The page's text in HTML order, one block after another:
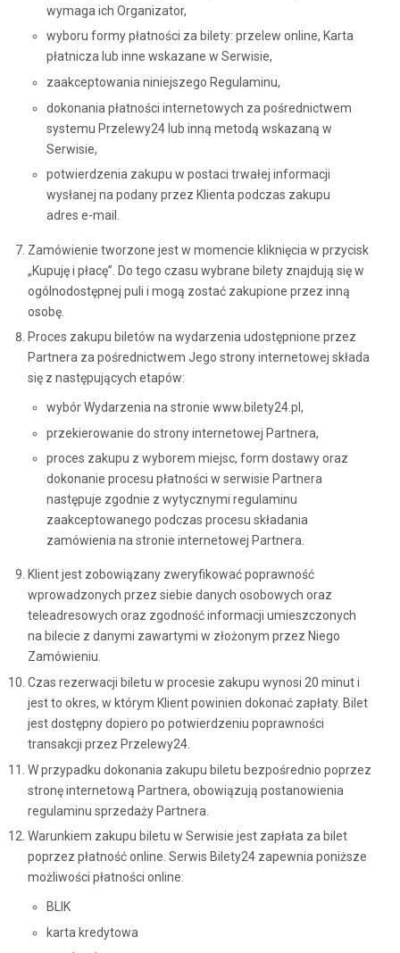
wymaga ich Organizator,
wyboru formy płatności za bilety: przelew online, Karta
płatnicza lub inne wskazane w Serwisie,
zaakceptowania niniejszego Regulaminu,
dokonania płatności internetowych za pośrednictwem
systemu Przelewy24 lub inną metodą wskazaną w
Serwisie,
potwierdzenia zakupu w postaci trwałej informacji
wysłanej na podany przez Klienta podczas zakupu
adres e-mail.
Zamówienie tworzone jest w momencie kliknięcia w przycisk
„Kupuję i płacę”. Do tego czasu wybrane bilety znajdują się w
ogólnodostępnej puli i mogą zostać zakupione przez inną
osobę.
Proces zakupu biletów na wydarzenia udostępnione przez
Partnera za pośrednictwem Jego strony internetowej składa
się z następujących etapów:
wybór Wydarzenia na stronie www.bilety24.pl,
przekierowanie do strony internetowej Partnera,
proces zakupu z wyborem miejsc, form dostawy oraz
dokonanie procesu płatności w serwisie Partnera
następuje zgodnie z wytycznymi regulaminu
zaakceptowanego podczas procesu składania
zamówienia na stronie internetowej Partnera.
Klient jest zobowiązany zweryfikować poprawność
wprowadzonych przez siebie danych osobowych oraz
teleadresowych oraz zgodność informacji umieszczonych
na bilecie z danymi zawartymi w złożonym przez Niego
Zamówieniu.
Czas rezerwacji biletu w procesie zakupu wynosi 20 minut i
jest to okres, w którym Klient powinien dokonać zapłaty. Bilet
jest dostępny dopiero po potwierdzeniu poprawności
transakcji przez Przelewy24.
W przypadku dokonania zakupu biletu bezpośrednio poprzez
stronę internetową Partnera, obowiązują postanowienia
regulaminu sprzedaży Partnera.
Warunkiem zakupu biletu w Serwisie jest zapłata za bilet
poprzez płatność online. Serwis Bilety24 zapewnia poniższe
możliwości płatności online:
BLIK
karta kredytowa